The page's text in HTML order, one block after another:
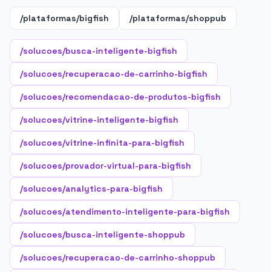
/plataformas/bigfish /plataformas/shoppub
/solucoes/busca-inteligente-bigfish
/solucoes/recuperacao-de-carrinho-bigfish
/solucoes/recomendacao-de-produtos-bigfish
/solucoes/vitrine-inteligente-bigfish
/solucoes/vitrine-infinita-para-bigfish
/solucoes/provador-virtual-para-bigfish
/solucoes/analytics-para-bigfish
/solucoes/atendimento-inteligente-para-bigfish
/solucoes/busca-inteligente-shoppub
/solucoes/recuperacao-de-carrinho-shoppub